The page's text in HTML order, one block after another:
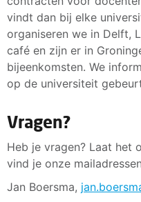
vindt dan bij elke
organiseren we in Delft,
café en zijn er in
bijeenkomsten. We
op de universiteit
Vragen?
Heb je vragen? Laat het
vind je onze
Jan Boersma,